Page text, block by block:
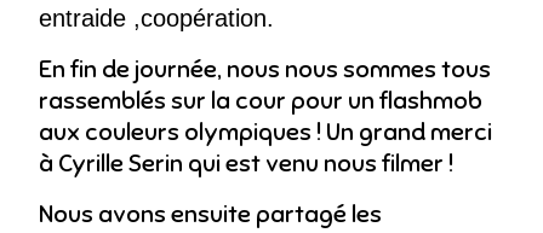
entraide ,coopération.
En fin de journée, nous nous sommes tous
rassemblés sur la cour pour un flashmob
aux couleurs olympiques ! Un grand merci
à Cyrille Serin qui est venu nous filmer !
Nous avons ensuite partagé les